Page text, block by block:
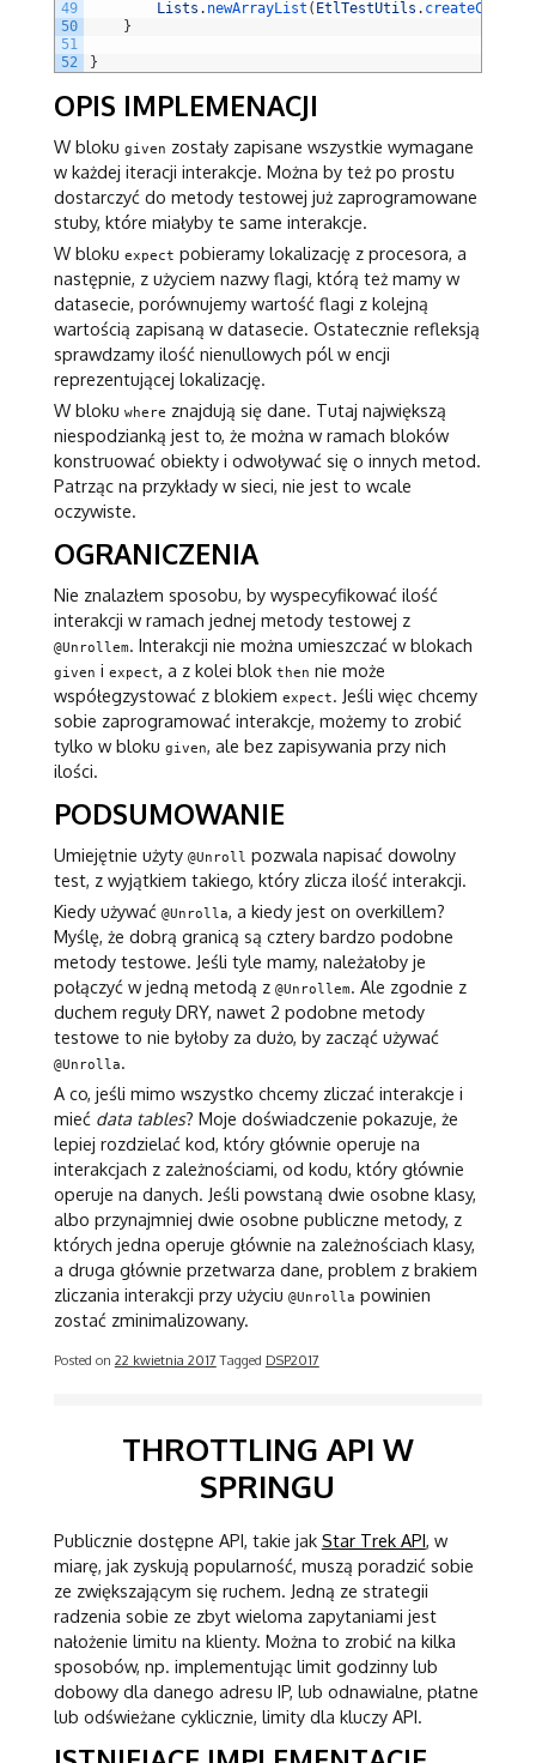
49
50
51
52
Lists . newArrayList ( EtlTestUtils .
}
}
OPIS IMPLEMENACJI
W bloku given zostały zapisane wszystkie wymagane
w każdej iteracji interakcje. Można by też po prostu
dostarczyć do metody testowej już zaprogramowane
stuby, które miałyby te same interakcje.
W bloku expect pobieramy lokalizację z procesora, a
następnie, z użyciem nazwy flagi, którą też mamy w
datasecie, porównujemy wartość flagi z kolejną
wartością zapisaną w datasecie. Ostatecznie refleksją
sprawdzamy ilość nienullowych pól w encji
reprezentującej lokalizację.
W bloku where znajdują się dane. Tutaj największą
niespodzianką jest to, że można w ramach bloków
konstruować obiekty i odwoływać się o innych metod.
Patrząc na przykłady w sieci, nie jest to wcale
oczywiste.
OGRANICZENIA
Nie znalazłem sposobu, by wyspecyfikować ilość
interakcji w ramach jednej metody testowej z
@Unrollem. Interakcji nie można umieszczać w blokach
given i expect, a z kolei blok then nie może
współegzystować z blokiem expect. Jeśli więc chcemy
sobie zaprogramować interakcje, możemy to zrobić
tylko w bloku given, ale bez zapisywania przy nich
ilości.
PODSUMOWANIE
Umiejętnie użyty @Unroll pozwala napisać dowolny
test, z wyjątkiem takiego, który zlicza ilość interakcji.
Kiedy używać @Unrolla, a kiedy jest on overkillem?
Myślę, że dobrą granicą są cztery bardzo podobne
metody testowe. Jeśli tyle mamy, należałoby je
połączyć w jedną metodą z @Unrollem. Ale zgodnie z
duchem reguły DRY, nawet 2 podobne metody
testowe to nie byłoby za dużo, by zacząć używać
@Unrolla.
A co, jeśli mimo wszystko chcemy zliczać interakcje i
mieć data tables? Moje doświadczenie pokazuje, że
lepiej rozdzielać kod, który głównie operuje na
interakcjach z zależnościami, od kodu, który głównie
operuje na danych. Jeśli powstaną dwie osobne klasy,
albo przynajmniej dwie osobne publiczne metody, z
których jedna operuje głównie na zależnościach klasy,
a druga głównie przetwarza dane, problem z brakiem
zliczania interakcji przy użyciu @Unrolla powinien
zostać zminimalizowany.
Posted on 22 kwietnia 2017 Tagged DSP2017
THROTTLING API W
SPRINGU
Publicznie dostępne API, takie jak Star Trek API, w
miarę, jak zyskują popularność, muszą poradzić sobie
ze zwiększającym się ruchem. Jedną ze strategii
radzenia sobie ze zbyt wieloma zapytaniami jest
nałożenie limitu na klienty. Można to zrobić na kilka
sposobów, np. implementując limit godzinny lub
dobowy dla danego adresu IP, lub odnawialne, płatne
lub odświeżane cyklicznie, limity dla kluczy API.